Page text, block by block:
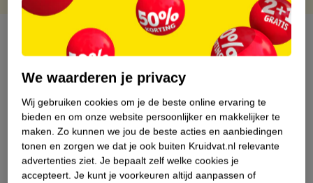
Over dit product
Nature Impact Score
Dit product heeft (nog) geen Nature
Impact Score.
Meer informatie
We waarderen je privacy
Wij gebruiken cookies om je de beste online ervaring te
bieden en om onze website persoonlijker en makkelijker te
maken. Zo kunnen we jou de beste acties en aanbiedingen
tonen en zorgen we dat je ook buiten Kruidvat.nl relevante
advertenties ziet. Je bepaalt zelf welke cookies je
accepteert. Je kunt je voorkeuren altijd aanpassen of